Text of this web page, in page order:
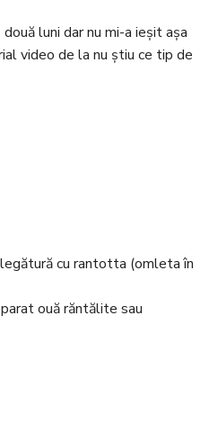
luni dar nu mi-a ieșit așa
video de la nu știu ce tip de
cu rantotta (omleta în
ouă răntălite sau